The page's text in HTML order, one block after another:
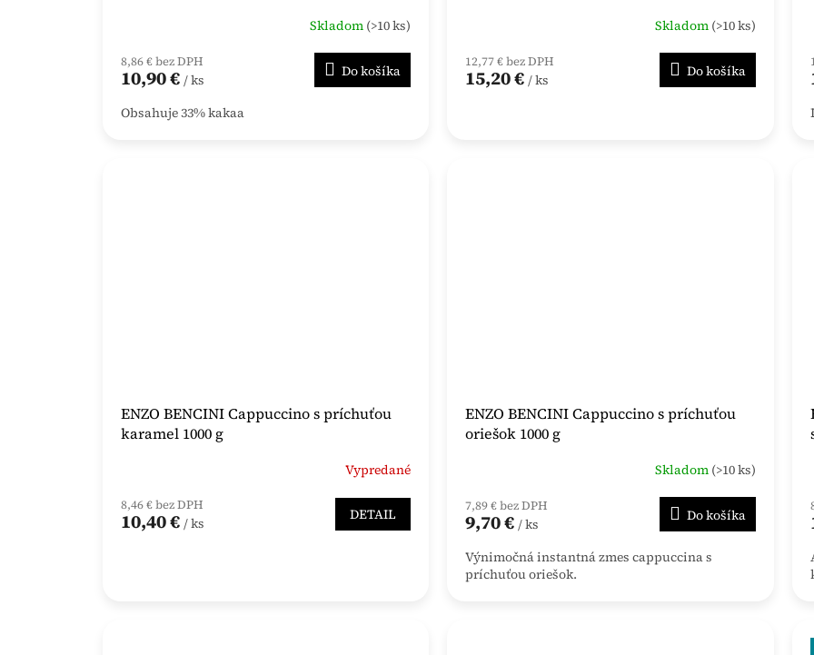
Skladom (>10 ks)
8,86 € bez DPH
10,90 € / ks Do košíka
Obsahuje 33% kakaa
Skladom (>10 ks)
12,77 € bez DPH
15,20 € / ks Do košíka
ENZO BENCINI Cappuccino s príchuťou
karamel 1000 g
Vypredané
8,46 € bez DPH
10,40 € / ks DETAIL
ENZO BENCINI Cappuccino s príchuťou
oriešok 1000 g
Skladom (>10 ks)
7,89 € bez DPH
9,70 € / ks Do košíka
Výnimočná instantná zmes cappuccina s
príchuťou oriešok.